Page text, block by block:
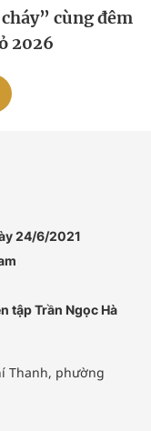
cùng đêm
2026
24/6/2021
tập Trần Ngọc Hà
Thanh, phường